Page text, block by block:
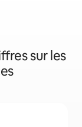
sur les